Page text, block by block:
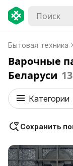
Бытовая техника
Варочные
Беларуси
Категории
Сохранить